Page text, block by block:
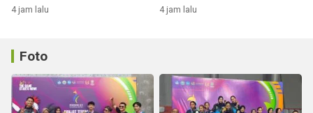
4 jam lalu 4 jam lalu
Foto